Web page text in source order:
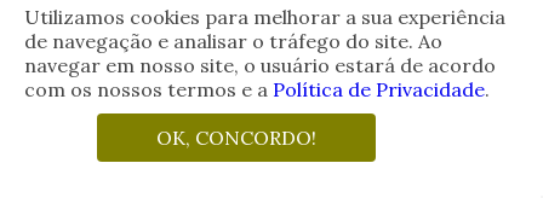
250ml
País
BRASIL
Utilizamos cookies para melhorar a sua experiência
de navegação e analisar o tráfego do site. Ao
navegar em nosso site, o usuário estará de acordo
com os nossos termos e a Política de Privacidade.
OK, CONCORDO!